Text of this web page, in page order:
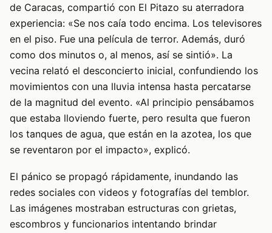
de Caracas, compartió con El Pitazo su aterradora
experiencia: «Se nos caía todo encima. Los televisores
en el piso. Fue una película de terror. Además, duró
como dos minutos o, al menos, así se sintió». La
vecina relató el desconcierto inicial, confundiendo los
movimientos con una lluvia intensa hasta percatarse
de la magnitud del evento. «Al principio pensábamos
que estaba lloviendo fuerte, pero resulta que fueron
los tanques de agua, que están en la azotea, los que
se reventaron por el impacto», explicó.
El pánico se propagó rápidamente, inundando las
redes sociales con videos y fotografías del temblor.
Las imágenes mostraban estructuras con grietas,
escombros y funcionarios intentando brindar